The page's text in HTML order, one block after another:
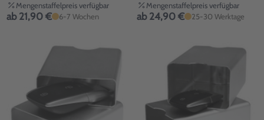
Mengenstaffelpreis verfügbar
ab 21,90 € 6-7 Wochen
Mengenstaffelpreis verfügbar
ab 24,90 € 25-30 Werktage